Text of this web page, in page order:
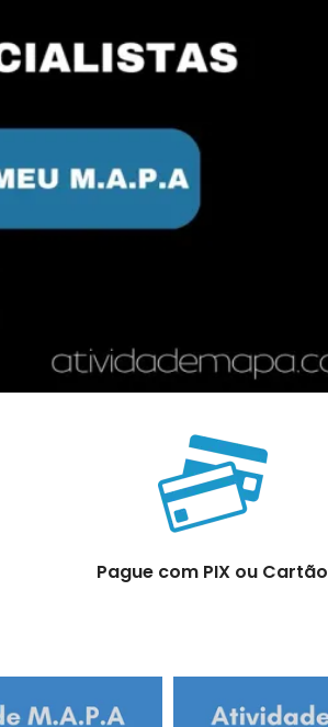
Pague com PIX ou Cartão